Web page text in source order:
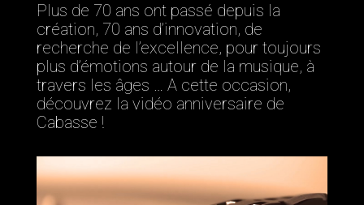
Plus de 70 ans ont passé depuis la
création, 70 ans d’innovation, de
recherche de l’excellence, pour toujours
plus d’émotions autour de la musique, à
travers les âges … A cette occasion,
découvrez la vidéo anniversaire de
Cabasse !